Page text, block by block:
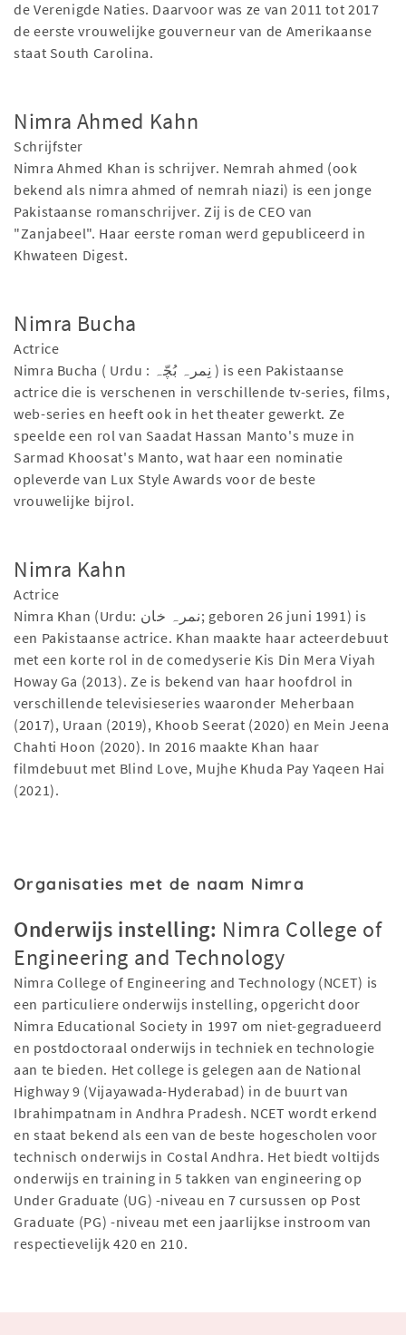
de Verenigde Naties. Daarvoor was ze van 2011 tot 2017
de eerste vrouwelijke gouverneur van de Amerikaanse
staat South Carolina.
Nimra Ahmed Kahn
Schrijfster
Nimra Ahmed Khan is schrijver. Nemrah ahmed (ook
bekend als nimra ahmed of nemrah niazi) is een jonge
Pakistaanse romanschrijver. Zij is de CEO van
"Zanjabeel". Haar eerste roman werd gepubliceerd in
Khwateen Digest.
Nimra Bucha
Actrice
Nimra Bucha ( Urdu : نِمرہ بُچّہ ) is een Pakistaanse
actrice die is verschenen in verschillende tv-series, films,
web-series en heeft ook in het theater gewerkt. Ze
speelde een rol van Saadat Hassan Manto's muze in
Sarmad Khoosat's Manto, wat haar een nominatie
opleverde van Lux Style Awards voor de beste
vrouwelijke bijrol.
Nimra Kahn
Actrice
Nimra Khan (Urdu: نمرہ خان; geboren 26 juni 1991) is
een Pakistaanse actrice. Khan maakte haar acteerdebuut
met een korte rol in de comedyserie Kis Din Mera Viyah
Howay Ga (2013). Ze is bekend van haar hoofdrol in
verschillende televisieseries waaronder Meherbaan
(2017), Uraan (2019), Khoob Seerat (2020) en Mein Jeena
Chahti Hoon (2020). In 2016 maakte Khan haar
filmdebuut met Blind Love, Mujhe Khuda Pay Yaqeen Hai
(2021).
Organisaties met de naam Nimra
Onderwijs instelling: Nimra College of
Engineering and Technology
Nimra College of Engineering and Technology (NCET) is
een particuliere onderwijs instelling, opgericht door
Nimra Educational Society in 1997 om niet-gegradueerd
en postdoctoraal onderwijs in techniek en technologie
aan te bieden. Het college is gelegen aan de National
Highway 9 (Vijayawada-Hyderabad) in de buurt van
Ibrahimpatnam in Andhra Pradesh. NCET wordt erkend
en staat bekend als een van de beste hogescholen voor
technisch onderwijs in Costal Andhra. Het biedt voltijds
onderwijs en training in 5 takken van engineering op
Under Graduate (UG) -niveau en 7 cursussen op Post
Graduate (PG) -niveau met een jaarlijkse instroom van
respectievelijk 420 en 210.